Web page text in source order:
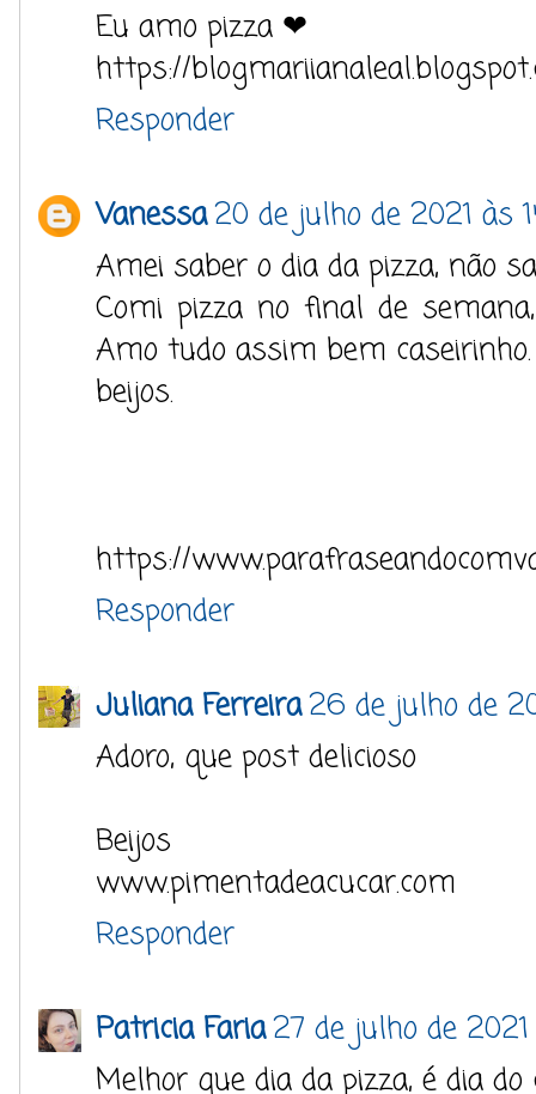
Eu amo pizza ❤
https://
Responder
Vanessa20 de julho de 2021 às
Amei saber o dia da pizza, não
Comi pizza no final de
Amo tudo assim bem caseirinho.
beijos.
https://
Responder
Juliana Ferreira26 de julho de
Adoro, que post delicioso
Beijos
www.pimentadeacucar.com
Responder
Patricia Faria27 de julho de
Melhor que dia da pizza, é dia